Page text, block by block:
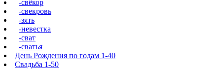
-свёкор
-свекровь
-зять
-невестка
-сват
-сватья
День Рождения по годам 1-40
Свадьба 1-50